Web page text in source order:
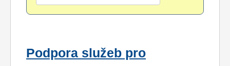
Podpora služeb pro